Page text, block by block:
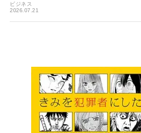
ビジネス
2026.07.21